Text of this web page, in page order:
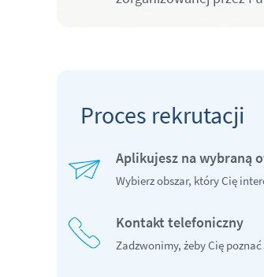
Proces rekrutacji
Aplikujesz na wybraną
Wybierz obszar, który Cię
Kontakt telefoniczny
Zadzwonimy, żeby Cię